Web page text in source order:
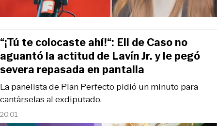
20:01
La panelista de Plan Perfecto pidió un minuto para
cantárselas al exdiputado.
“¡Tú te colocaste ahí!“: Eli de Caso no
aguantó la actitud de Lavín Jr. y le pegó
severa repasada en pantalla